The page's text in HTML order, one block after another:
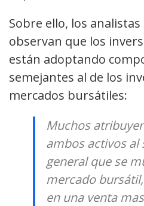
Sobre ello, los
observan que los
están adoptando
semejantes al de los
mercados bursátiles:
Muchos
ambos activos
general que se
mercado
en una venta